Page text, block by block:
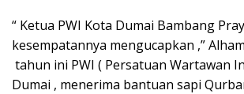
“ Ketua PWI Kota Dumai Bambang
kesempatannya mengucapkan ,”
tahun ini PWI ( Persatuan Wartawan
Dumai , menerima bantuan sapi